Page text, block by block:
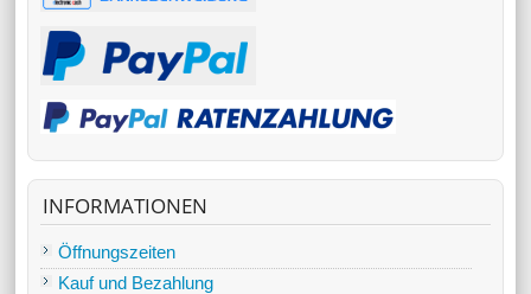
INFORMATIONEN
Öffnungszeiten
Kauf und Bezahlung